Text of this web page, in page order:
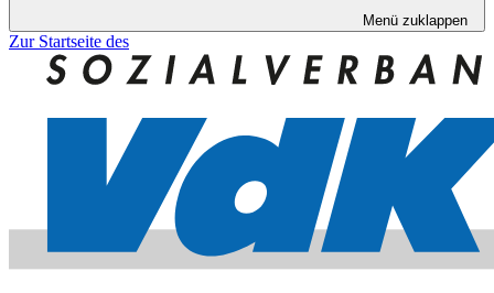
Menü zuklappen
Zur Startseite des